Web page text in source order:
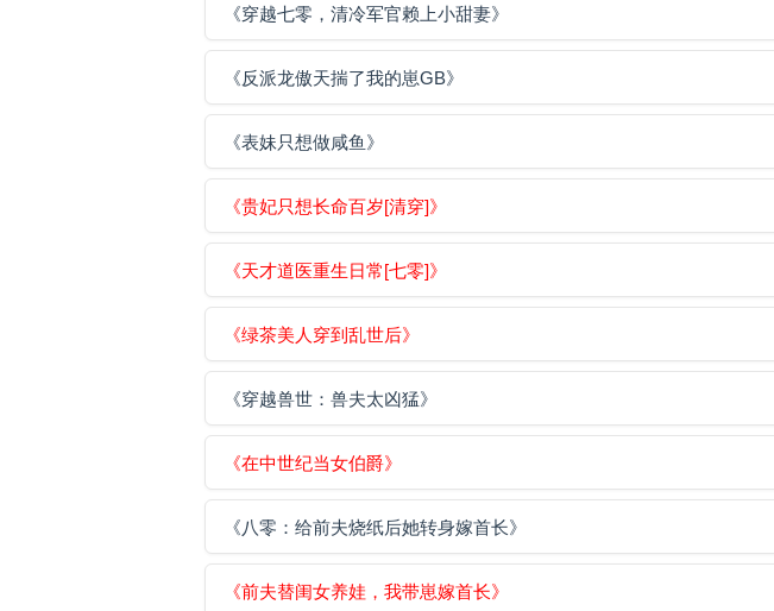
《穿越七零，清冷军官赖上小甜妻》
《反派龙傲天揣了我的崽GB》
《表妹只想做咸鱼》
《贵妃只想长命百岁[清穿]》
《天才道医重生日常[七零]》
《绿茶美人穿到乱世后》
《穿越兽世：兽夫太凶猛》
《在中世纪当女伯爵》
《八零：给前夫烧纸后她转身嫁首长》
《前夫替闺女养娃，我带崽嫁首长》